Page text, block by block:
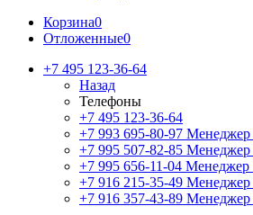
Корзина0
Отложенные0
+7 495 123-36-64
Назад
Телефоны
+7 495 123-36-64
+7 993 695-80-97 Менеджер
+7 995 507-82-85 Менеджер
+7 995 656-11-04 Менеджер
+7 916 215-35-49
+7 916 357-43-89